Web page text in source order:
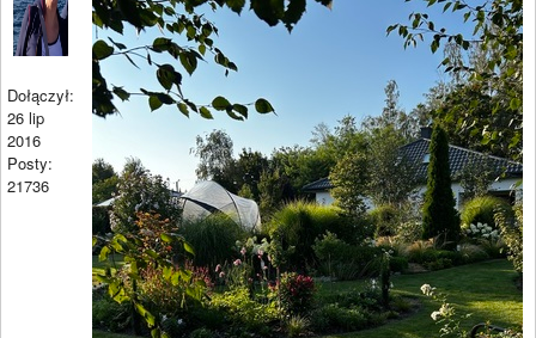
Dołączył:
26 lip
2016
Posty:
21736